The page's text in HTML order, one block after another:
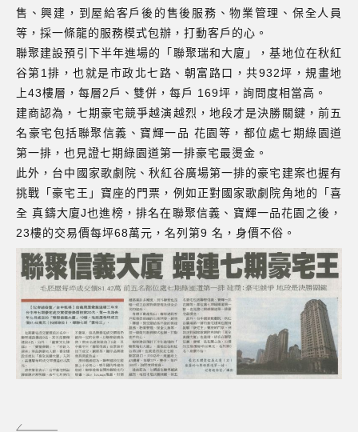
售、興建，到屋給客戶後的售後服務、物業管理、保全人員
等，採一條龍的服務模式包辦，打動客戶的心。
聯聚建設預引下半年進場的「聯聚瑞和大廈」，基地位在秋紅
谷第1排，也就是市政北七路、朝富路口，共932坪，規畫地
上43樓層，每層2戶、雙併，每戶 169坪，詢問度相當高。
建商認為，七期豪宅競爭越演越烈，地段才是決勝關鍵，前五
名豪宅包括聯聚信義、寶輝一品 花園等，都位處七期綠園道
第一排，也見證七期綠園道第一排豪宅最燙金。
此外，台中國家歌劇院、秋紅谷廣場第一排的豪宅建案也握有
挑戰「豪宅王」寶座的門票，例如正對國家歌劇院角地的「喜
全 真鑄大廈J也進榜，排名在聯聚信義、寶輝一品花園之後，
23樓的交易價每坪68萬元，名列第9 名，身價不俗。